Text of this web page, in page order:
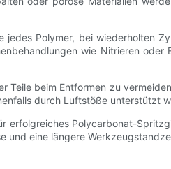
Polymer, bei wiederholten
wie Nitrieren
beim Entformen zu
durch Luftstöße unterstützt
erfolgreiches Polycarbonat-
und eine längere